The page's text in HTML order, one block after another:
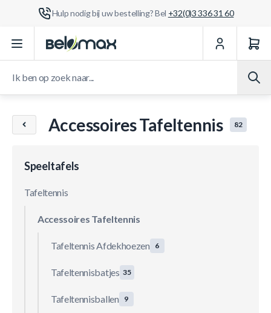
Hulp nodig bij uw bestelling? Bel +32(0)3 336 31 60
Ga naar de inhoud
Accessoires Tafeltennis 82
Speeltafels
Tafeltennis
Accessoires Tafeltennis
Tafeltennis Afdekhoezen 6
Tafeltennisbatjes 35
Tafeltennisballen 9